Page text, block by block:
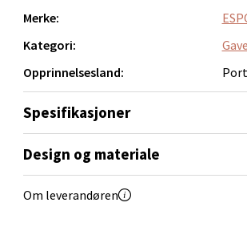
Merke:
Kategori:
Opprinnelsesland:
Spesifikasjoner
Design og materiale
Om leverandøren
Velg